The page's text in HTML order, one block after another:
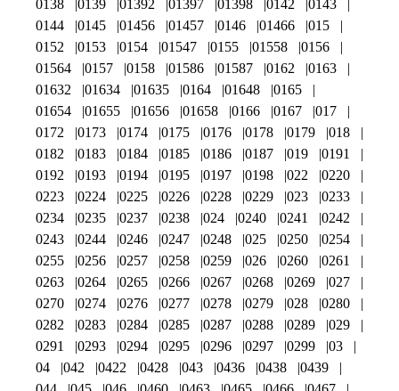
0138
0139 01392 01397 01398 0142
0143
0144
0145 01456 01457 0146 01466
015
0152
0153 0154 01547 0155 01558
0156
01564
0157 0158 01586 01587 0162
0163
01632
01634 01635 0164 01648
0165
01654
01655 01656 01658 0166 0167
017
0172
0173 0174 0175 0176 0178 0179
018
0182
0183 0184 0185 0186 0187 019
0191
0192
0193 0194 0195 0197 0198 022
0220
0223
0224 0225 0226 0228 0229 023
0233
0234
0235 0237 0238 024 0240 0241
0242
0243
0244 0246 0247 0248 025 0250
0254
0255
0256 0257 0258 0259 026 0260
0261
0263
0264 0265 0266 0267 0268 0269
027
0270
0274 0276 0277 0278 0279 028
0280
0282
0283 0284 0285 0287 0288 0289
029
0291
0293 0294 0295 0296 0297 0299
03
04
042 0422 0428 043 0436 0438
0439